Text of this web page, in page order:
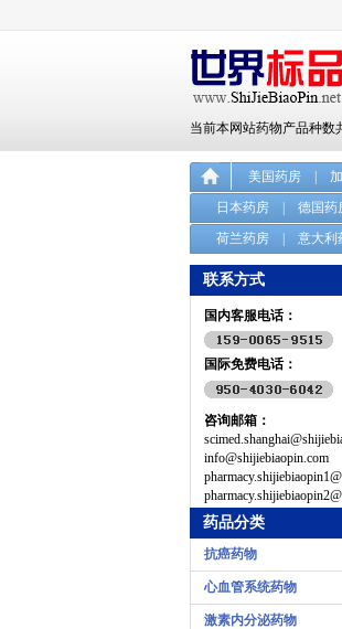
当前本网站药物产品种数
美国药房
日本药房
德国药
荷兰药房
意大利
联系方式
国内客服电话：
国际免费电话：
咨询邮箱：
info@shijiebiaopin.com
药品分类
抗癌药物
心血管系统药物
激素内分泌药物